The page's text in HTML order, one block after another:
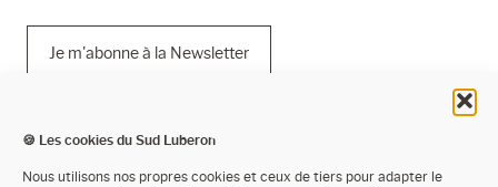
🍪 Les cookies du Sud Luberon
Nous utilisons nos propres cookies et ceux de tiers pour adapter le
Je m'abonne à la Newsletter
Mentions légales